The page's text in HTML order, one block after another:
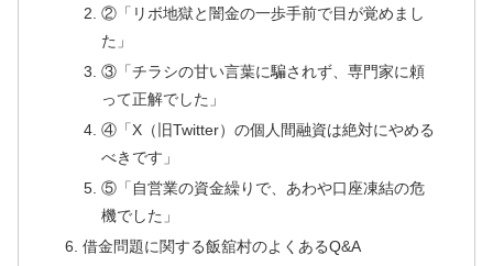
②「リボ地獄と闇金の一歩手前で目が覚めまし
た」
③「チラシの甘い言葉に騙されず、専門家に頼
って正解でした」
④「X（旧Twitter）の個人間融資は絶対にやめる
べきです」
⑤「自営業の資金繰りで、あわや口座凍結の危
機でした」
借金問題に関する飯舘村のよくあるQ&A